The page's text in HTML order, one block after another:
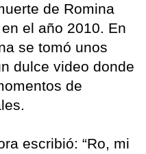
de Romina
el año 2010. En
se tomó unos
dulce video donde
de
escribió: “Ro, mi